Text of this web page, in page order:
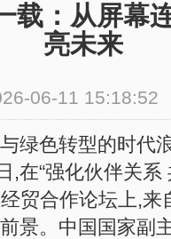
载：从屏幕
亮未来
06-11 15:18:52
绿色转型的时代
,在“强化伙伴关
贸合作论坛上,来
景。中国国家副